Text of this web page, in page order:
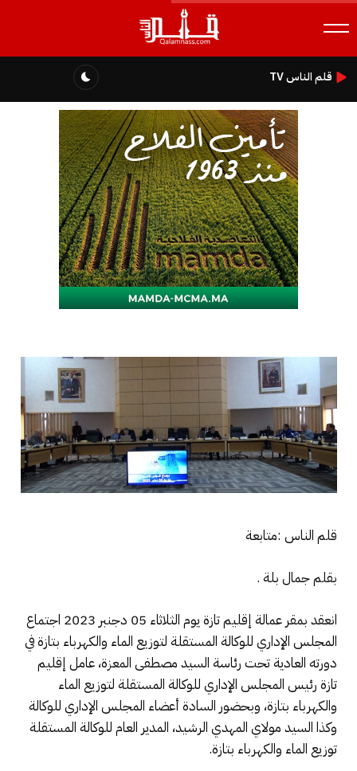
قلم الناس TV
قلم الناس :متابعة
بقلم جمال بلة .
انعقد بمقر عمالة إقليم تازة يوم الثلاثاء 05 دجنبر 2023 اجتماع
المجلس الإداري للوكالة المستقلة لتوزيع الماء والكهرباء بتازة في
دورته العادية تحت رئاسة السيد مصطفى المعزة، عامل إقليم
تازة رئيس المجلس الإداري للوكالة المستقلة لتوزيع الماء
والكهرباء بتازة، وبحضور السادة أعضاء المجلس الإداري للوكالة
وكذا السيد مولاي المهدي الرشيد، المدير العام للوكالة المستقلة
توزيع الماء والكهرباء بتازة.